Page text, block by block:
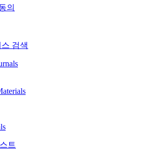
의
검색
트